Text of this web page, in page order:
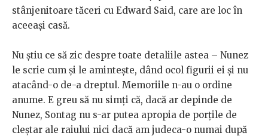
stânjenitoare tăceri cu Edward Said, care are loc în
aceeași casă.
Nu știu ce să zic despre toate detaliile astea – Nunez
le scrie cum și le amintește, dând ocol figurii ei și nu
atacând-o de-a dreptul. Memoriile n-au o ordine
anume. E greu să nu simți că, dacă ar depinde de
Nunez, Sontag nu s-ar putea apropia de porțile de
cleștar ale raiului nici dacă am judeca-o numai după